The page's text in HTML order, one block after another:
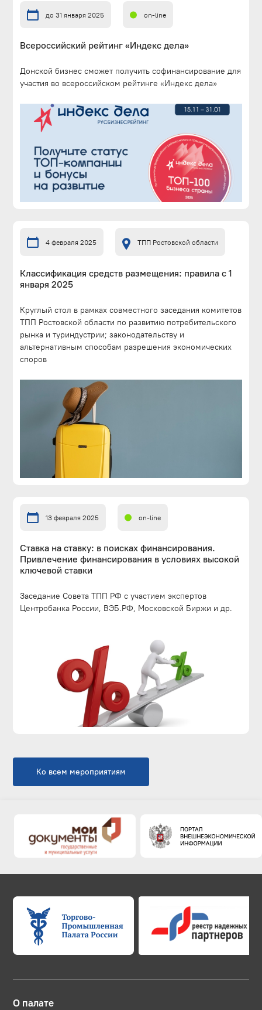
до 31 января 2025 on-line
Всероссийский рейтинг «Индекс дела»
Донской бизнес сможет получить софинансирование для
участия во всероссийском рейтинге «Индекс дела»
4 февраля 2025 ТПП Ростовской области
Классификация средств размещения: правила с 1
января 2025
Круглый стол в рамках совместного заседания комитетов
ТПП Ростовской области по развитию потребительского
рынка и туриндустрии; законодательству и
альтернативным способам разрешения экономических
споров
13 февраля 2025 on-line
Ставка на ставку: в поисках финансирования.
Привлечение финансирования в условиях высокой
ключевой ставки
Заседание Совета ТПП РФ с участием экспертов
Центробанка России, ВЭБ.РФ, Московской Биржи и др.
Ко всем мероприятиям
О палате